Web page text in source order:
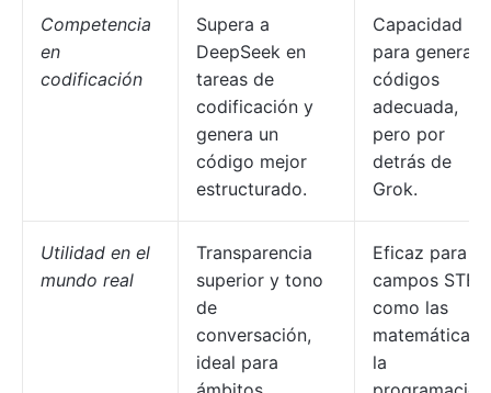
Competencia
en
codificación
Supera a
DeepSeek en
tareas de
codificación y
genera un
código mejor
estructurado.
Capacidad
para generar
códigos
adecuada,
pero por
detrás de
Grok.
Utilidad en el
mundo real
Transparencia
superior y tono
de
conversación,
ideal para
Eficaz para
campos STEM
como las
matemáticas
la